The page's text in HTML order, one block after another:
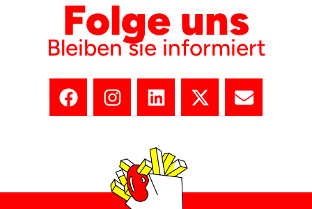
Folge uns
Bleiben sie informiert